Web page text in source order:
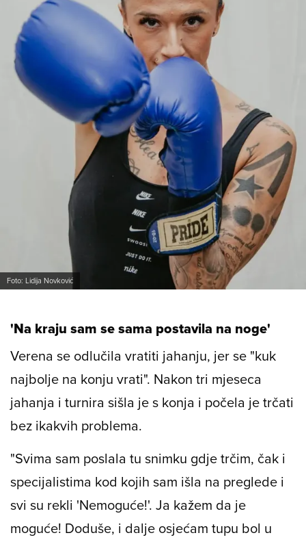
Foto: Lidija Novković
'Na kraju sam se sama postavila na noge'
Verena se odlučila vratiti jahanju, jer se "kuk
najbolje na konju vrati". Nakon tri mjeseca
jahanja i turnira sišla je s konja i počela je trčati
bez ikakvih problema.
"Svima sam poslala tu snimku gdje trčim, čak i
specijalistima kod kojih sam išla na preglede i